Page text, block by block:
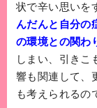
状で辛い思いを
んだんと自分の
の環境との関わ
しまい、引きこ
響も関連して、
も考えられるの